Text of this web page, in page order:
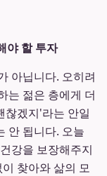
야 할 투자
아닙니다. 오히려
는 젊은 층에게 더
찮겠지'라는 안일
안 됩니다. 오늘
강을 보장해주지
찾아와 삶의 모